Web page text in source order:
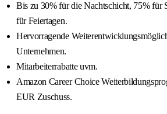
Bis zu 30% für die Nachtschicht, 75% für
für Feiertagen.
Hervorragende
Unternehmen.
Mitarbeiterrabatte uvm.
Amazon Career Choice
EUR Zuschuss.